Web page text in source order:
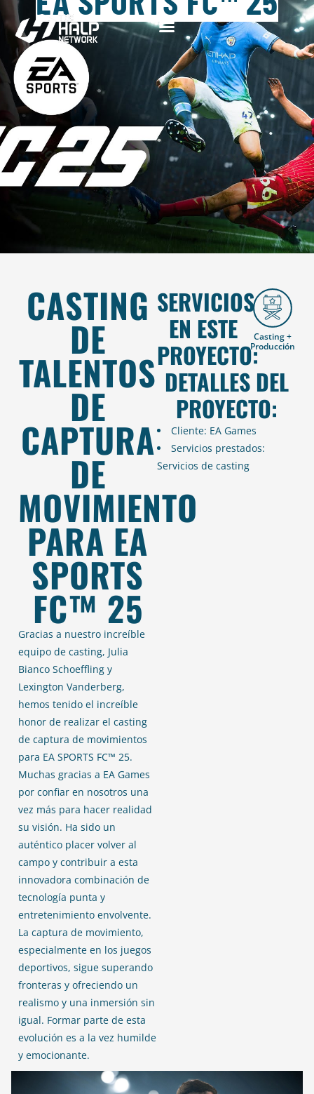
CASTING
DE
TALENTOS
DE
CAPTURA
DE
MOVIMIENTO
PARA EA
SPORTS
FC™ 25
Gracias a nuestro increíble
equipo de casting, Julia
Bianco Schoeffling y
Lexington Vanderberg,
hemos tenido el increíble
honor de realizar el casting
de captura de movimientos
para EA SPORTS FC™ 25.
Muchas gracias a EA Games
por confiar en nosotros una
vez más para hacer realidad
su visión. Ha sido un
auténtico placer volver al
campo y contribuir a esta
innovadora combinación de
tecnología punta y
entretenimiento envolvente.
La captura de movimiento,
especialmente en los juegos
deportivos, sigue superando
fronteras y ofreciendo un
realismo y una inmersión sin
igual. Formar parte de esta
evolución es a la vez humilde
y emocionante.
SERVICIOS
EN ESTE
PROYECTO:
Casting +
Producción
DETALLES DEL
PROYECTO:
Cliente: EA Games
Servicios prestados:
Servicios de casting